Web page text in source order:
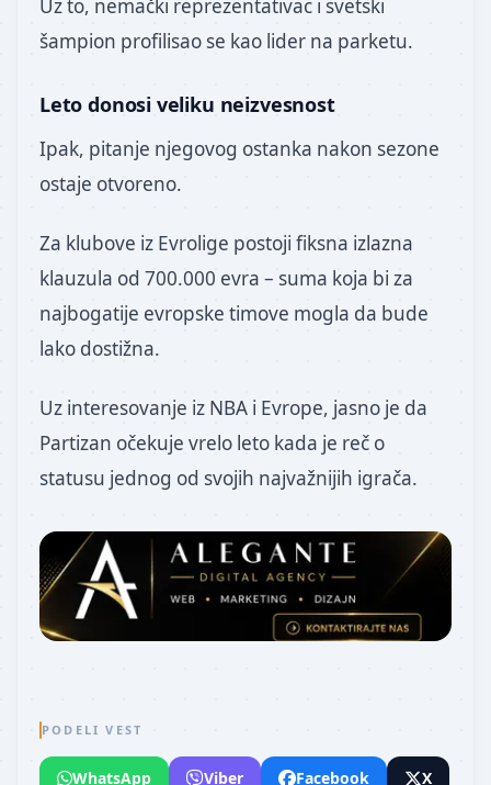
Uz to, nemački reprezentativac i svetski
šampion profilisao se kao lider na parketu.
Leto donosi veliku neizvesnost
Ipak, pitanje njegovog ostanka nakon sezone
ostaje otvoreno.
Za klubove iz Evrolige postoji fiksna izlazna
klauzula od 700.000 evra – suma koja bi za
najbogatije evropske timove mogla da bude
lako dostižna.
Uz interesovanje iz NBA i Evrope, jasno je da
Partizan očekuje vrelo leto kada je reč o
statusu jednog od svojih najvažnijih igrača.
PODELI VEST
WhatsApp Viber Facebook X